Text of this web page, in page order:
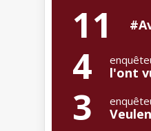
11
4 l'ont
3